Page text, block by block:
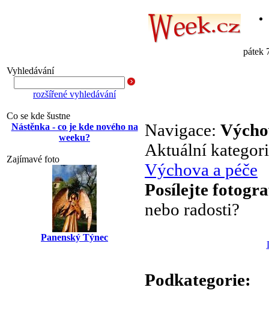
pátek
Vyhledávání
rozšířené vyhledávání
Co se kde šustne
Nástěnka - co je kde nového na
weeku?
Zajímavé foto
Panenský Týnec
Navigace:
Aktuální
Výchova a péče
Posílejte
nebo radosti?
Podkategorie: